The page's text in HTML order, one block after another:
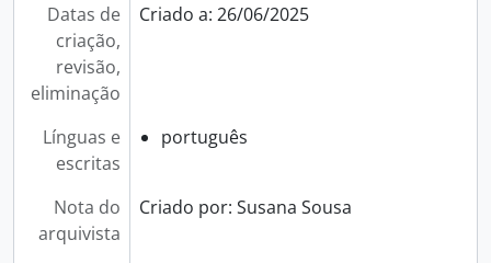
Datas de
criação,
revisão,
eliminação
Criado a: 26/06/2025
Línguas e
escritas
português
Nota do
arquivista
Criado por: Susana Sousa